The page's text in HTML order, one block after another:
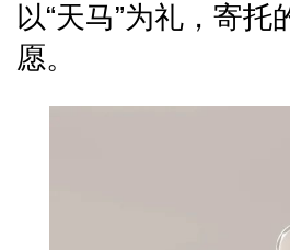
以“天马”为礼，寄
愿。